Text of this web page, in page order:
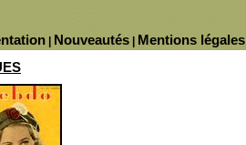
Mentions légales
Nouveautés